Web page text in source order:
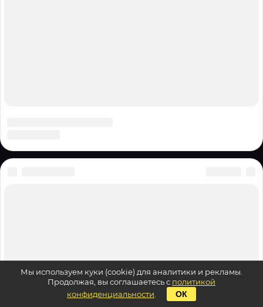
Мы используем куки (cookie) для аналитики и рекламы.
Продолжая, вы соглашаетесь с политикой
конфиденциальности
ОК